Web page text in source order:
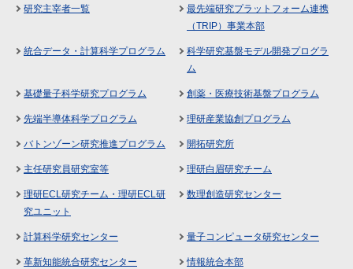
研究主宰者一覧
最先端研究プラットフォーム連携
（TRIP）事業本部
統合データ・計算科学プログラム
科学研究基盤モデル開発プログラ
ム
基礎量子科学研究プログラム 創薬・医療技術基盤プログラム
先端半導体科学プログラム 理研産業協創プログラム
バトンゾーン研究推進プログラム 開拓研究所
主任研究員研究室等 理研白眉研究チーム
理研ECL研究チーム・理研ECL研
究ユニット
数理創造研究センター
計算科学研究センター 量子コンピュータ研究センター
革新知能統合研究センター 情報統合本部